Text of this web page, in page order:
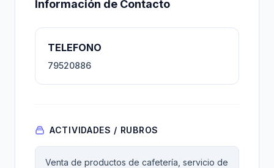
Información de Contacto
TELEFONO
79520886
ACTIVIDADES / RUBROS
Venta de productos de cafetería, servicio de